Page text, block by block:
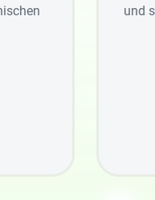
und